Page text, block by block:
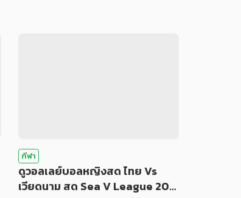
กีฬา
ดูวอลเลย์บอลหญิงสด ไทย Vs
เวียดนาม สด Sea V League 20…